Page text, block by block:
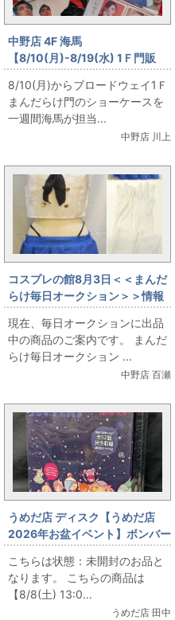
中野店 4F 海馬
【8/10(月)-8/19(水) 1Ｆ門販
売】第二回 海馬特選 夏の円盤特
集 YMO出します
8/10(月)からブロードウェイ1Ｆ
まんだらけ門のショーケースを
一週間海馬が担当...
中野店 川上
コスプレの館8月3日＜＜まんだ
らけ毎日オークション＞＞情報
です
現在、毎日オークションに出品
中の商品のご案内です。 まんだ
らけ毎日オークション ...
中野店 百瀬
うめだ店 ディスク【うめだ店
2026年お盆イベント】ボンバー
マンジェッターズ 宇宙にひとつ
しかないBlu-ray BOX 初回版
こちらは状態：未開封のお品と
なります。 こちらの商品は
【8/8(土) 13:0...
うめだ店 田中